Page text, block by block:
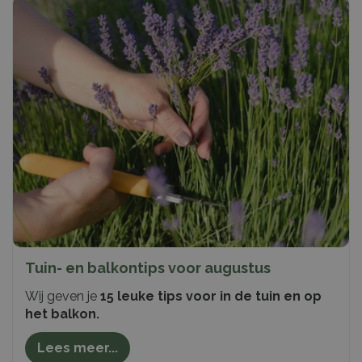
Tuin- en balkontips voor augustus
Wij geven je 15 leuke tips voor in de tuin en op
het balkon.
Lees meer...